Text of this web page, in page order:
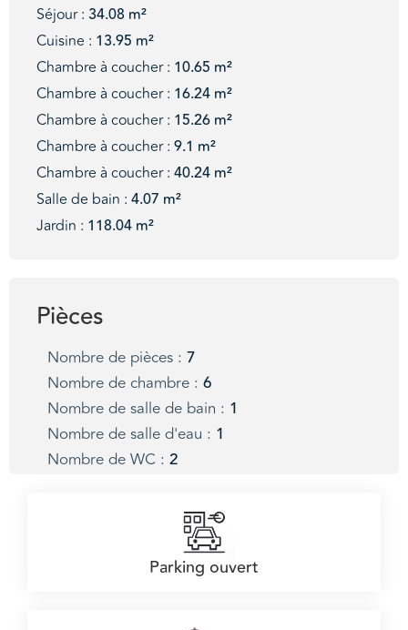
Parking ouvert
Pièces
Nombre de pièces : 7
Nombre de chambre : 6
Nombre de salle de bain : 1
Nombre de salle d'eau : 1
Nombre de WC : 2
Séjour : 34.08 m²
Cuisine : 13.95 m²
Chambre à coucher : 10.65 m²
Chambre à coucher : 16.24 m²
Chambre à coucher : 15.26 m²
Chambre à coucher : 9.1 m²
Chambre à coucher : 40.24 m²
Salle de bain : 4.07 m²
Jardin : 118.04 m²